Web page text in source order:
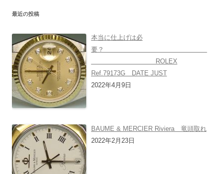
最近の投稿
本当に仕上げは必
要？
ROLEX
Ref.79173G DATE JUST
2022年4月9日
BAUME & MERCIER Riviera 竜頭取れ
2022年2月23日